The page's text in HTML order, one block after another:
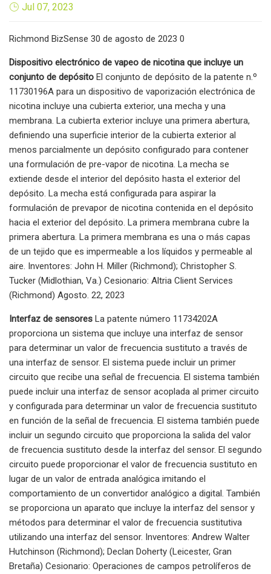
Jul 07, 2023
Richmond BizSense 30 de agosto de 2023 0
Dispositivo electrónico de vapeo de nicotina que incluye un
conjunto de depósito El conjunto de depósito de la patente n.º
11730196A para un dispositivo de vaporización electrónica de
nicotina incluye una cubierta exterior, una mecha y una
membrana. La cubierta exterior incluye una primera abertura,
definiendo una superficie interior de la cubierta exterior al
menos parcialmente un depósito configurado para contener
una formulación de pre-vapor de nicotina. La mecha se
extiende desde el interior del depósito hasta el exterior del
depósito. La mecha está configurada para aspirar la
formulación de prevapor de nicotina contenida en el depósito
hacia el exterior del depósito. La primera membrana cubre la
primera abertura. La primera membrana es una o más capas
de un tejido que es impermeable a los líquidos y permeable al
aire. Inventores: John H. Miller (Richmond); Christopher S.
Tucker (Midlothian, Va.) Cesionario: Altria Client Services
(Richmond) Agosto. 22, 2023
Interfaz de sensores La patente número 11734202A
proporciona un sistema que incluye una interfaz de sensor
para determinar un valor de frecuencia sustituto a través de
una interfaz de sensor. El sistema puede incluir un primer
circuito que recibe una señal de frecuencia. El sistema también
puede incluir una interfaz de sensor acoplada al primer circuito
y configurada para determinar un valor de frecuencia sustituto
en función de la señal de frecuencia. El sistema también puede
incluir un segundo circuito que proporciona la salida del valor
de frecuencia sustituto desde la interfaz del sensor. El segundo
circuito puede proporcionar el valor de frecuencia sustituto en
lugar de un valor de entrada analógica imitando el
comportamiento de un convertidor analógico a digital. También
se proporciona un aparato que incluye la interfaz del sensor y
métodos para determinar el valor de frecuencia sustitutiva
utilizando una interfaz del sensor. Inventores: Andrew Walter
Hutchinson (Richmond); Declan Doherty (Leicester, Gran
Bretaña) Cesionario: Operaciones de campos petrolíferos de